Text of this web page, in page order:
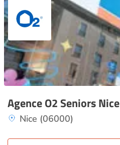
Agence O2 Seniors Nice
Nice (06000)